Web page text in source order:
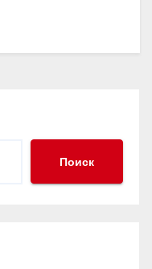
Поиск